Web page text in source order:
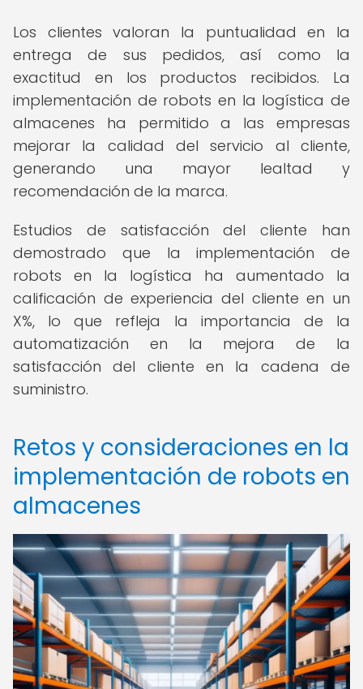
Los clientes valoran la puntualidad en la
entrega de sus pedidos, así como la
exactitud en los productos recibidos. La
implementación de robots en la logística de
almacenes ha permitido a las empresas
mejorar la calidad del servicio al cliente,
generando una mayor lealtad y
recomendación de la marca.
Estudios de satisfacción del cliente han
demostrado que la implementación de
robots en la logística ha aumentado la
calificación de experiencia del cliente en un
X%, lo que refleja la importancia de la
automatización en la mejora de la
satisfacción del cliente en la cadena de
suministro.
Retos y consideraciones en la
implementación de robots en
almacenes